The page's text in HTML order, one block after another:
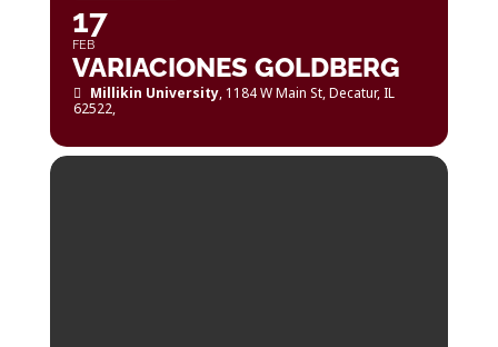
17
FEB
VARIACIONES GOLDBERG
Millikin University, 1184 W Main St, Decatur, IL
62522,